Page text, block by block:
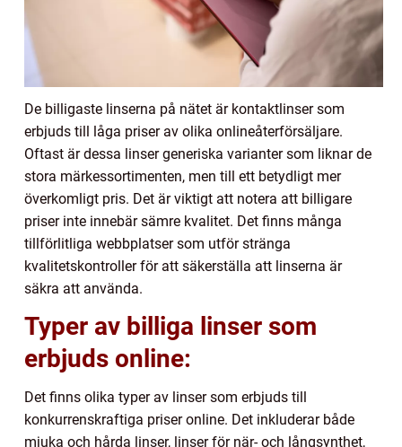
De billigaste linserna på nätet är kontaktlinser som
erbjuds till låga priser av olika onlineåterförsäljare.
Oftast är dessa linser generiska varianter som liknar de
stora märkessortimenten, men till ett betydligt mer
överkomligt pris. Det är viktigt att notera att billigare
priser inte innebär sämre kvalitet. Det finns många
tillförlitliga webbplatser som utför stränga
kvalitetskontroller för att säkerställa att linserna är
säkra att använda.
Typer av billiga linser som
erbjuds online:
Det finns olika typer av linser som erbjuds till
konkurrenskraftiga priser online. Det inkluderar både
mjuka och hårda linser, linser för när- och långsynthet,